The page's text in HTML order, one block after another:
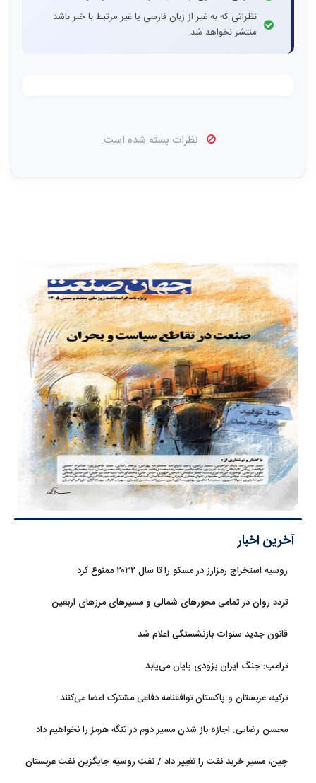
نظراتی که به غیر از زبان فارسی یا غیر مرتبط با خبر باشد
منتشر نخواهد شد.
نظرات بسته شده است.
آخرین اخبار
روسیه استخراج رمزارز در مسکو را تا سال ۲۰۳۲ ممنوع کرد
تردد روان در تمامی محورهای شمالی و مسیرهای مرزهای اربعین
قانون جدید سنوات بازنشستگی اعلام شد
ترامپ: جنگ ایران بزودی پایان می‌یابد
ترکیه، عربستان و پاکستان توافقنامه دفاعی مشترک امضا می‌کنند
محسن رضایی: اجازه باز شدن مسیر دوم در تنگه هرمز را نخواهیم داد
چین، مسیر خرید نفت را تغییر داد / نفت روسیه جایگزین نفت عربستان